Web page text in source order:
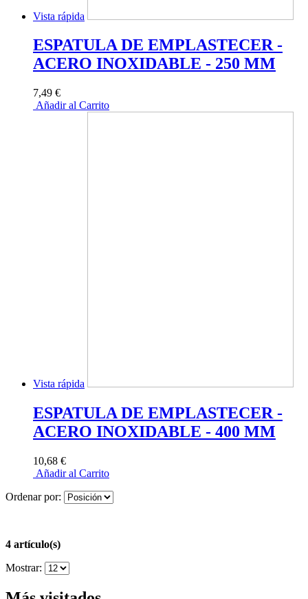
Vista rápida
ESPATULA DE EMPLASTECER -
ACERO INOXIDABLE - 250 MM
7,49 €
Añadir al Carrito
Vista rápida
ESPATULA DE EMPLASTECER -
ACERO INOXIDABLE - 400 MM
10,68 €
Añadir al Carrito
Ordenar por:
4 artículo(s)
Mostrar: